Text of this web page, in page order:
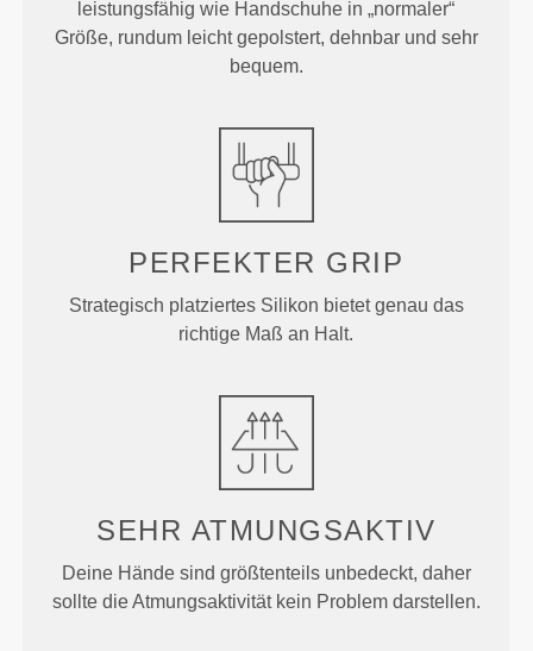
leistungsfähig wie Handschuhe in „normaler“
Größe, rundum leicht gepolstert, dehnbar und sehr
bequem.
PERFEKTER GRIP
Strategisch platziertes Silikon bietet genau das
richtige Maß an Halt.
SEHR ATMUNGSAKTIV
Deine Hände sind größtenteils unbedeckt, daher
sollte die Atmungsaktivität kein Problem darstellen.